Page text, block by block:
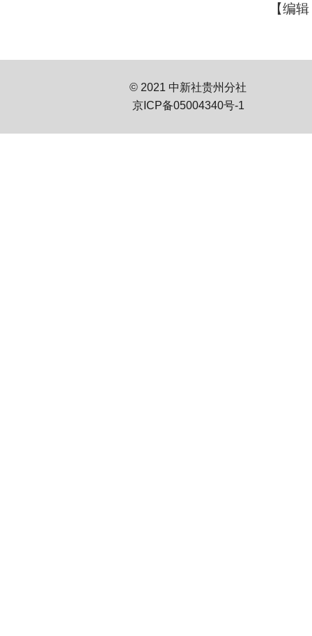
【编
© 2021 中新社贵州分社
京ICP备05004340号-1